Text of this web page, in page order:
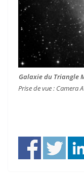
Galaxie du Triangle
Prise de vue : Camera